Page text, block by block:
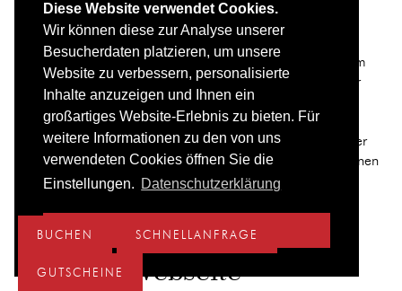
Diese Website verwendet Cookies.
Wir können diese zur Analyse unserer
Besucherdaten platzieren, um unsere
Website zu verbessern, personalisierte
Inhalte anzuzeigen und Ihnen ein
großartiges Website-Erlebnis zu bieten. Für
weitere Informationen zu den von uns
verwendeten Cookies öffnen Sie die
Einstellungen. Datenschutzerklärung
akzeptieren
Beseitigungsmöglichkeit
Das Abonnement des Newsletters kann durch den
betroffenen Nutzer jederzeit gekündigt werden. Zu diesem
Zweck findet sich in jedem Newsletter ein entsprechender
Link.
Hierdurch wird ebenfalls ein Widerruf der Einwilligung der
Speicherung der während des Anmeldevorgangs erhobenen
personenbezogenen Daten ermöglicht.
Online-Buchung/Anfrage
über die Webseite
BUCHEN SCHNELLANFRAGE
GUTSCHEINE